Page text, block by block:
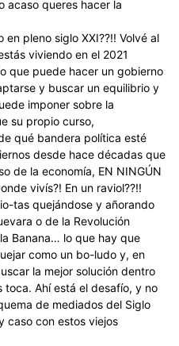
acaso queres hacer la
en pleno siglo XXI??!! Volvé al
viviendo en el 2021
que puede hacer un gobierno
y buscar un equilibrio y
imponer sobre la
su propio curso,
qué bandera política esté
desde hace décadas que
de la economía, EN NINGÚN
vivís?! En un raviol??!!
tas quejándose y añorando
o de la Revolución
Banana… lo que hay que
como un bo-ludo y, en
la mejor solución dentro
toca. Ahí está el desafío, y no
de mediados del Siglo
caso con estos viejos